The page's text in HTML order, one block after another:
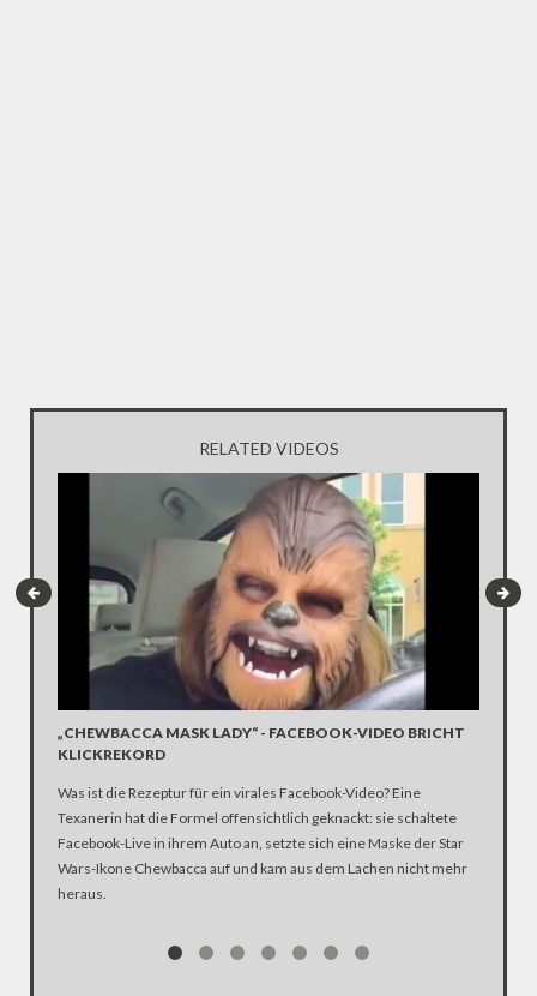
RELATED VIDEOS
„CHEWBACCA MASK LADY“ - FACEBOOK-VIDEO BRICHT
KLICKREKORD
Was ist die Rezeptur für ein virales Facebook-Video? Eine
Texanerin hat die Formel offensichtlich geknackt: sie schaltete
Facebook-Live in ihrem Auto an, setzte sich eine Maske der Star
Wars-Ikone Chewbacca auf und kam aus dem Lachen nicht mehr
heraus.